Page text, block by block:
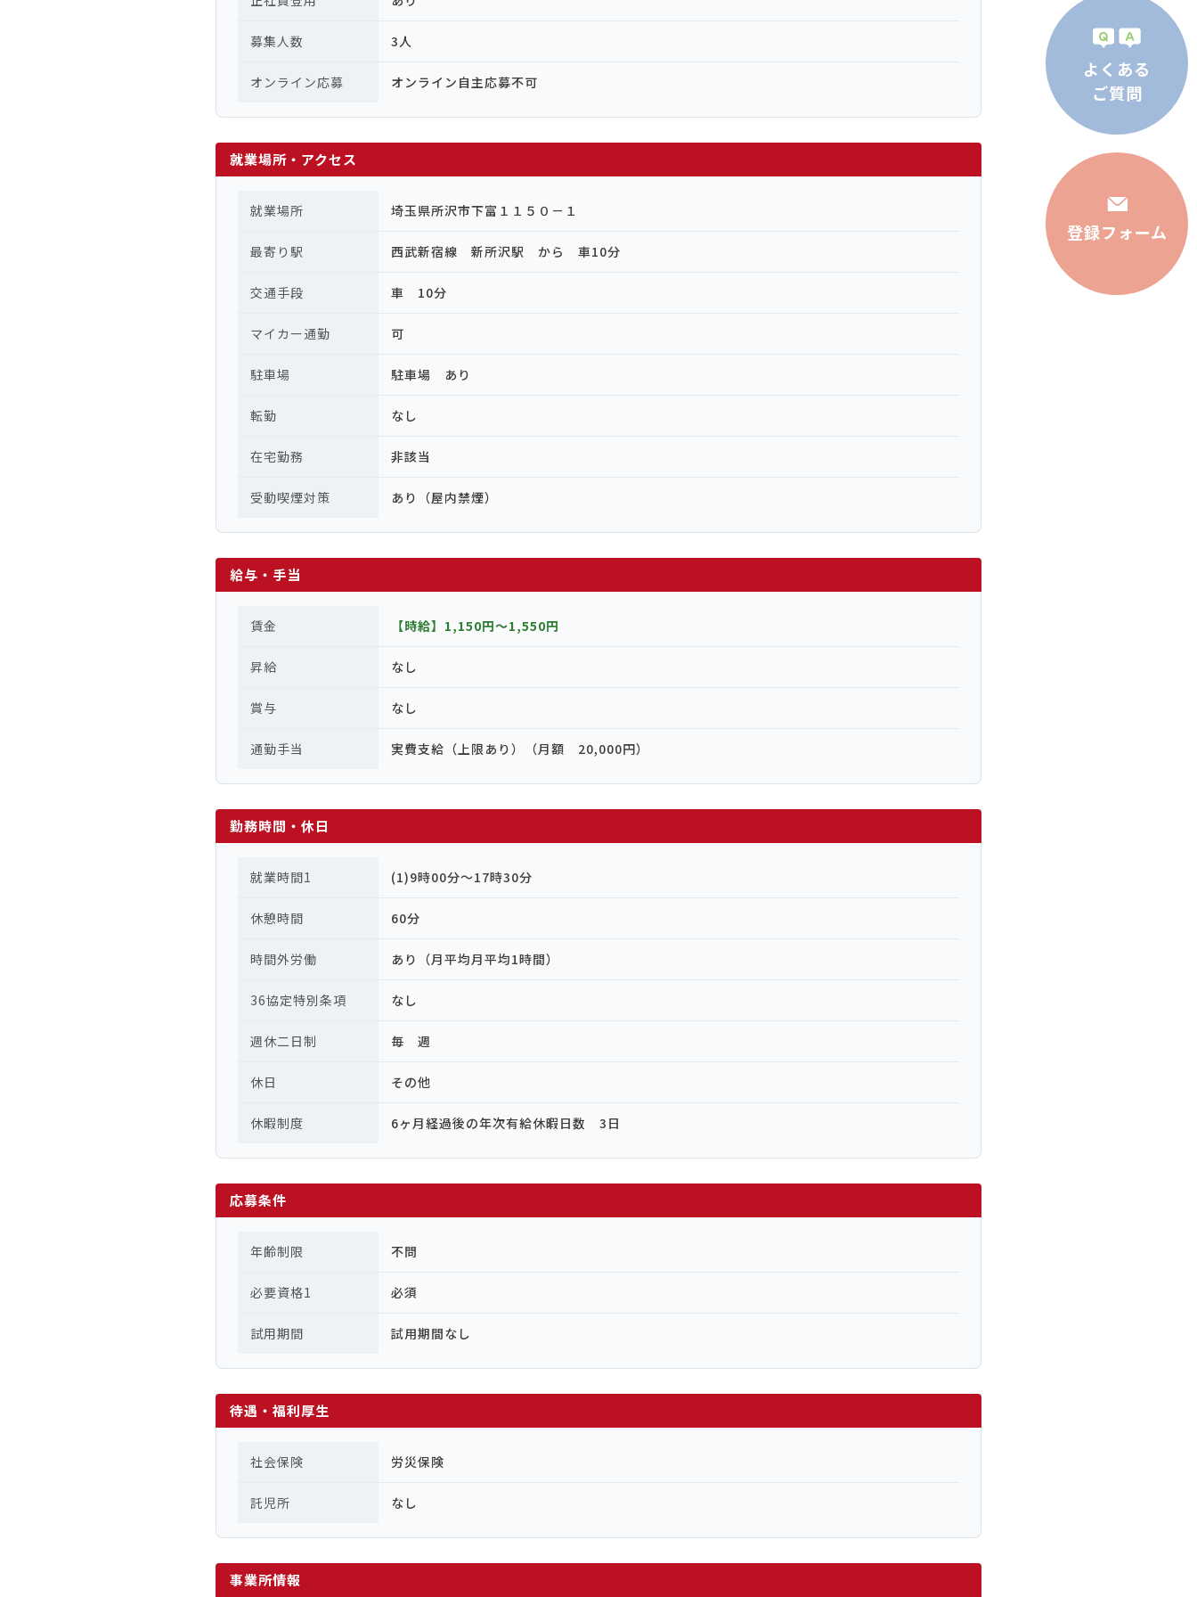
募集人数 3人
オンライン応募 オンライン自主応募不可
就業場所・アクセス
就業場所 埼玉県所沢市下富１１５０－１
最寄り駅 西武新宿線 新所沢駅 から 車10分
交通手段 車 10分
マイカー通勤 可
駐車場 駐車場 あり
転勤 なし
在宅勤務 非該当
受動喫煙対策 あり（屋内禁煙）
給与・手当
賃金 【時給】1,150円〜1,550円
昇給 なし
賞与 なし
通勤手当 実費支給（上限あり）（月額 20,000円）
勤務時間・休日
就業時間1 (1)9時00分～17時30分
休憩時間 60分
時間外労働 あり（月平均月平均1時間）
36協定特別条項 なし
週休二日制 毎 週
休日 その他
休暇制度 6ヶ月経過後の年次有給休暇日数 3日
応募条件
年齢制限 不問
必要資格1 必須
試用期間 試用期間なし
待遇・福利厚生
社会保険 労災保険
託児所 なし
事業所情報
よくある
ご質問
登録フォーム